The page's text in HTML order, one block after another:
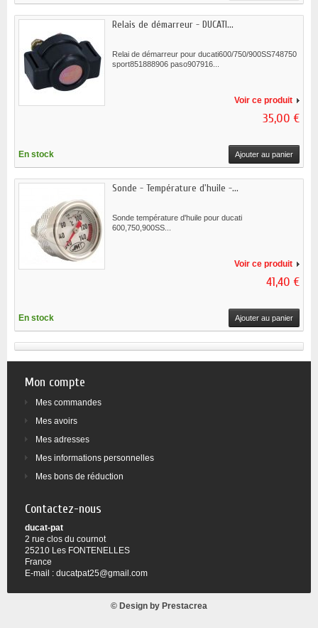
Relais de démarreur - DUCATI...
Relai de démarreur pour ducati600/750/900SS748750
sport851888906 paso907916...
Voir ce produit
35,00 €
En stock Ajouter au panier
Sonde - Température d'huile -...
Sonde température d'huile pour ducati
600,750,900SS...
Voir ce produit
41,40 €
En stock Ajouter au panier
Mon compte
Mes commandes
Mes avoirs
Mes adresses
Mes informations personnelles
Mes bons de réduction
Contactez-nous
ducat-pat
2 rue clos du cournot
25210 Les FONTENELLES
France
E-mail : ducatpat25@gmail.com
© Design by Prestacrea